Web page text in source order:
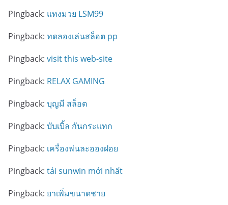
Pingback: แทงมวย LSM99
Pingback: ทดลองเล่นสล็อต pp
Pingback: visit this web-site
Pingback: RELAX GAMING
Pingback: บุญมี สล็อต
Pingback: บับเบิ้ล กันกระแทก
Pingback: เครื่องพ่นละอองฝอย
Pingback: tải sunwin mới nhất
Pingback: ยาเพิ่มขนาดชาย